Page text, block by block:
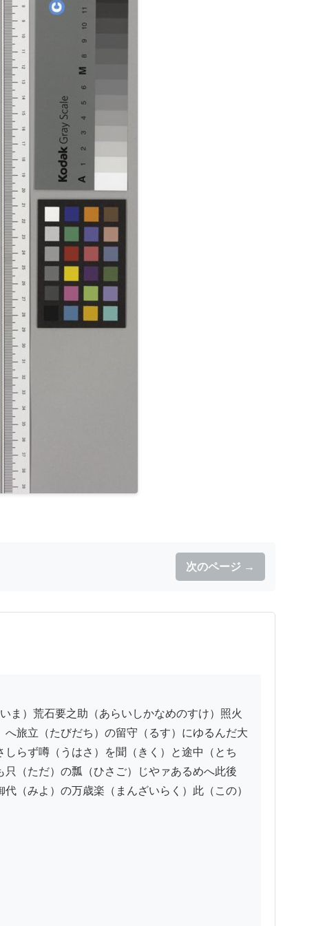
次のページ →
旅立（たびだち）の留守（るす）にゆるんだ大
らず噂（うはさ）を聞（きく）と途中（とち
（ただ）の瓢（ひさご）じやァあるめへ此後
（みよ）の万歳楽（まんざいらく）此（この）